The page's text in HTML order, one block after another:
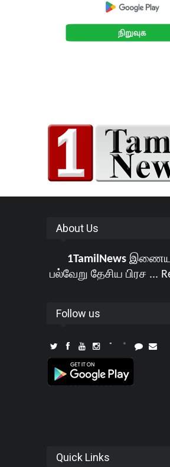
About Us
1TamilNews
பல்வேறு தேசிய பிரச ...
Follow us
Quick Links